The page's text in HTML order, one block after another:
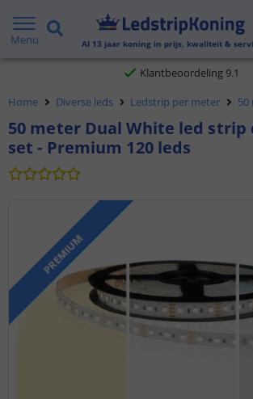
Menu Al 13 jaar koning in prijs, kwaliteit &
Gratis verzending vanaf € 20,- NL
Klantbeoordeling 9.1
Voor 23:45 uur besteld,morgen
Home Diverse leds Ledstrip per meter 50
50 meter Dual White led strip
set - Premium 120 leds
PREMIUM